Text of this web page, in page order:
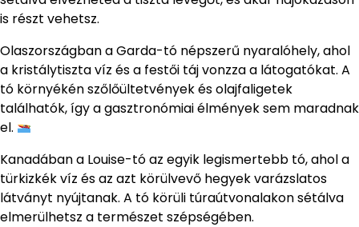
is részt vehetsz.
Olaszországban a Garda-tó népszerű nyaralóhely, ahol
a kristálytiszta víz és a festői táj vonzza a látogatókat. A
tó környékén szőlőültetvények és olajfaligetek
találhatók, így a gasztronómiai élmények sem maradnak
el.
Kanadában a Louise-tó az egyik legismertebb tó, ahol a
türkizkék víz és az azt körülvevő hegyek varázslatos
látványt nyújtanak. A tó körüli túraútvonalakon sétálva
elmerülhetsz a természet szépségében.